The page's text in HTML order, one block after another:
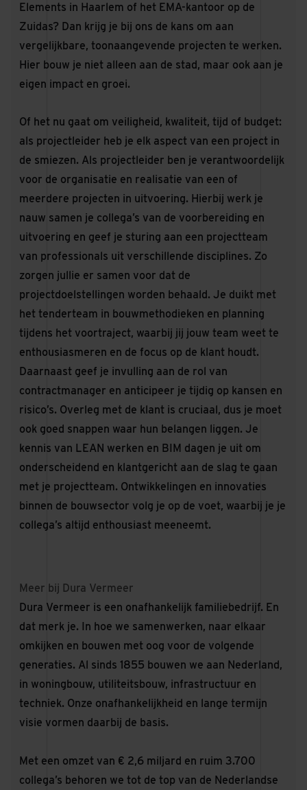
Elements in Haarlem of het EMA-kantoor op de
Zuidas? Dan krijg je bij ons de kans om aan
vergelijkbare, toonaangevende projecten te werken.
Hier bouw je niet alleen aan de stad, maar ook aan je
eigen impact en groei.
Of het nu gaat om veiligheid, kwaliteit, tijd of budget:
als projectleider heb je elk aspect van een project in
de smiezen. Als projectleider ben je verantwoordelijk
voor de organisatie en realisatie van een of
meerdere projecten in uitvoering. Hierbij werk je
nauw samen je collega’s van de voorbereiding en
uitvoering en geef je sturing aan een projectteam
van professionals uit verschillende disciplines. Zo
zorgen jullie er samen voor dat de
projectdoelstellingen worden behaald. Je duikt met
het tenderteam in bouwmethodieken en planning
tijdens het voortraject, waarbij jij jouw team weet te
enthousiasmeren en de focus op de klant houdt.
Daarnaast geef je invulling aan de rol van
contractmanager en anticipeer je tijdig op kansen en
risico’s. Overleg met de klant is cruciaal, dus je moet
ook goed snappen waar hun belangen liggen. Je
kennis van LEAN werken en BIM dagen je uit om
onderscheidend en klantgericht aan de slag te gaan
met je projectteam. Ontwikkelingen en innovaties
binnen de bouwsector volg je op de voet, waarbij je je
collega’s altijd enthousiast meeneemt.
Meer bij Dura Vermeer
Dura Vermeer is een onafhankelijk familiebedrijf. En
dat merk je. In hoe we samenwerken, naar elkaar
omkijken en bouwen met oog voor de volgende
generaties. Al sinds 1855 bouwen we aan Nederland,
in woningbouw, utiliteitsbouw, infrastructuur en
techniek. Onze onafhankelijkheid en lange termijn
visie vormen daarbij de basis.
Met een omzet van € 2,6 miljard en ruim 3.700
collega’s behoren we tot de top van de Nederlandse